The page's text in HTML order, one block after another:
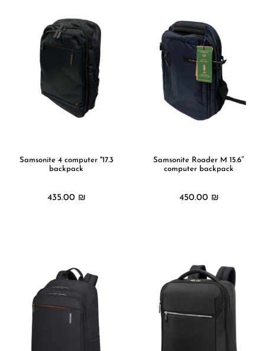
15.6″ Samsonite Roader M
computer backpack
450.00 ₪
17.3" Samsonite 4 computer
backpack
435.00 ₪